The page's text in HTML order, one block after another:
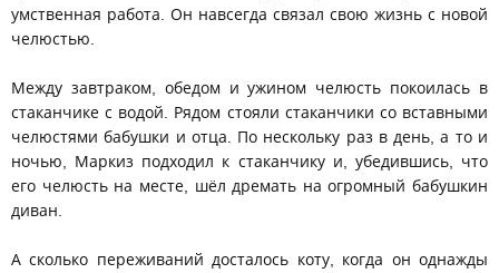
умственная работа. Он навсегда связал свою жизнь с новой
челюстью.
Между завтраком, обедом и ужином челюсть покоилась в
стаканчике с водой. Рядом стояли стаканчики со вставными
челюстями бабушки и отца. По нескольку раз в день, а то и
ночью, Маркиз подходил к стаканчику и, убедившись, что
его челюсть на месте, шёл дремать на огромный бабушкин
диван.
А сколько переживаний досталось коту, когда он однажды